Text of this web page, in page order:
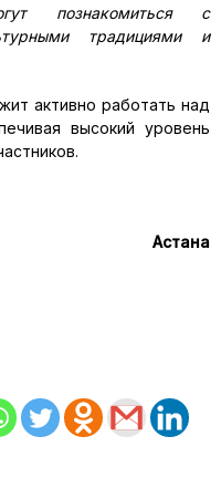
познакомиться с
традициями и
активно работать над
высокий уровень
Астана